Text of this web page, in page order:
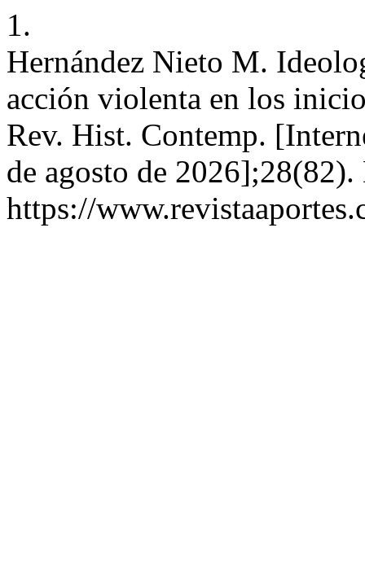
1.
Hernández Nieto M.
acción violenta en los
Rev. Hist. Contemp.
de agosto de
https://